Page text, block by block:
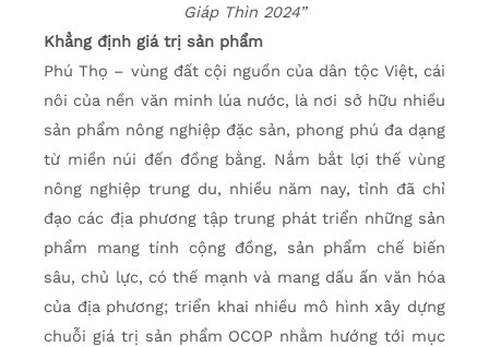
Giáp Thìn 2024”
Khẳng định giá trị sản phẩm
Phú Thọ – vùng đất cội nguồn của dân tộc Việt, cái
nôi của nền văn minh lúa nước, là nơi sở hữu nhiều
sản phẩm nông nghiệp đặc sản, phong phú đa dạng
từ miền núi đến đồng bằng. Nắm bắt lợi thế vùng
nông nghiệp trung du, nhiều năm nay, tỉnh đã chỉ
đạo các địa phương tập trung phát triển những sản
phẩm mang tính cộng đồng, sản phẩm chế biến
sâu, chủ lực, có thế mạnh và mang dấu ấn văn hóa
của địa phương; triển khai nhiều mô hình xây dựng
chuỗi giá trị sản phẩm OCOP nhằm hướng tới mục